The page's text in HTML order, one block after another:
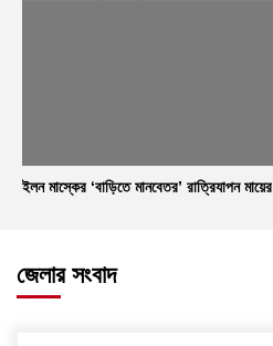
ইলন মাস্কের ‘বাড়িতে মানবেতর’ রাত্রিযাপন মায়ের
জেলার সংবাদ